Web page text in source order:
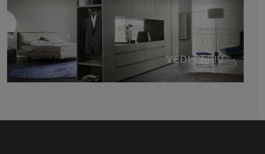
VEDI DI PIÙ